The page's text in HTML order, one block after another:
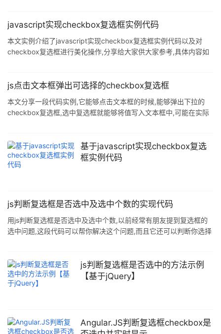
oCheckbox.setAttribute("type","checkbox");
javascript实现checkbox复选框实例代码
本文实例介绍了javascript实现checkbox复选框实例代码以及对
checkbox复选框进行美化操作,分享给大家供大家参考,具体内容如
致,那可能就过于勉强了,下面就一段对复选框进行美化的代码实例,希
<html> <head> <meta charse
js点击文本框弹出可选择的checkbox复选框
本文分享一段代码实例,它能够点击文本框的时候,能够弹出下拉的
checkbox复选框,选中复选框就能够将值写入文本框中,可能在实际
charset="gb2312"> <title>js点击文本框弹出可选择的checkbox复
选框</title> <style type="text/
基于javascript实现checkbox复选
框实例代码
js判断复选框是否选中及选中个数的实现代码
用js判断复选框是否选中及选中个数,以前经常有朋友提到复选框的
选中问题,这段代码可以帮你解决这个问题,而且它还可以判断你选择
LANGUAGE="JavaScript"> function countChoices(obj) { max =
2; box1 = obj.form.box1.che
js判断复选框是否选中的方法示例
【基于jQuery】
Angular.JS判断复选框checkbox是